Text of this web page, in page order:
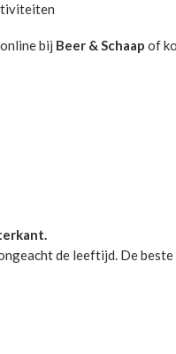
bij Beer & Schaap of
de leeftijd. De